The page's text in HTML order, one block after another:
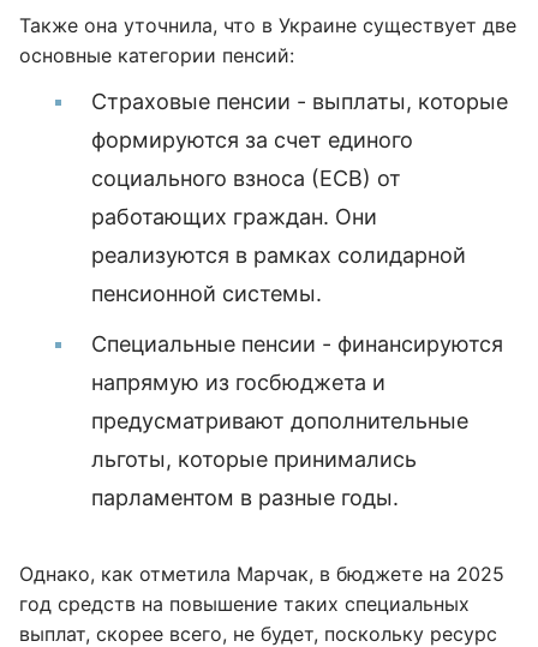
Также она уточнила, что в Украине существует две
основные категории пенсий:
Страховые пенсии - выплаты, которые
формируются за счет единого
социального взноса (ЕСВ) от
работающих граждан. Они
реализуются в рамках солидарной
пенсионной системы.
Специальные пенсии - финансируются
напрямую из госбюджета и
предусматривают дополнительные
льготы, которые принимались
парламентом в разные годы.
Однако, как отметила Марчак, в бюджете на 2025
год средств на повышение таких специальных
выплат, скорее всего, не будет, поскольку ресурс